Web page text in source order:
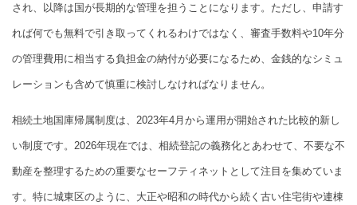
され、以降は国が長期的な管理を担うことになります。ただし、申請す
れば何でも無料で引き取ってくれるわけではなく、審査手数料や10年分
の管理費用に相当する負担金の納付が必要になるため、金銭的なシミュ
レーションも含めて慎重に検討しなければなりません。
相続土地国庫帰属制度は、2023年4月から運用が開始された比較的新し
い制度です。2026年現在では、相続登記の義務化とあわせて、不要な不
動産を整理するための重要なセーフティネットとして注目を集めていま
す。特に城東区のように、大正や昭和の時代から続く古い住宅街や連棟